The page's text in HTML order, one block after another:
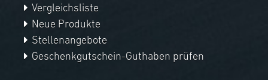
Vergleichsliste
Neue Produkte
Stellenangebote
Geschenkgutschein-Guthaben prüfen